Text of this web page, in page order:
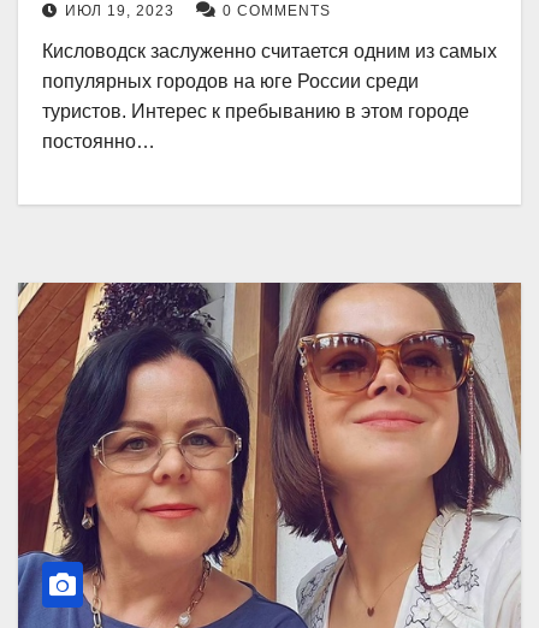
ИЮЛ 19, 2023 0 COMMENTS
Кисловодск заслуженно считается одним из самых
популярных городов на юге России среди
туристов. Интерес к пребыванию в этом городе
постоянно…